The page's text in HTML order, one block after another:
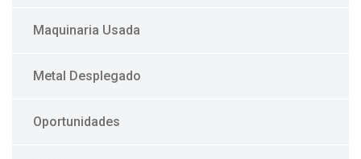
Maquinaria Usada
Metal Desplegado
Oportunidades